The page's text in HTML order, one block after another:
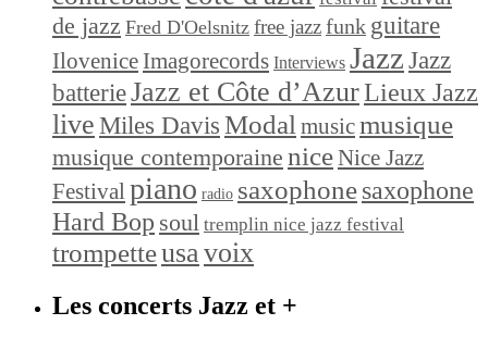
de jazz Fred D'Oelsnitz free jazzfunk guitare
Ilovenice Imagorecords Interviews Jazz Jazz
batterieJazz et Côte d’AzurLieux Jazz
live Miles Davis Modal musicmusique
musique contemporaine niceNice Jazz
Festivalpiano radio saxophonesaxophone
Hard Bop soul tremplin nice jazz festival
trompetteusavoix
Les concerts Jazz et +